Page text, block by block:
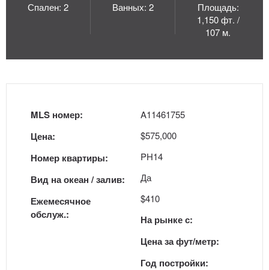
Спален: 2 Ванных: 2
Площадь:
1,150 фт. /
107 м.
MLS номер:
Цена:
Номер квартиры:
Вид на океан / залив:
Ежемесячное
обслуж.:
A11461755
$575,000
PH14
Да
$410
На рынке с:
Цена за фут/метр:
Год постройки: